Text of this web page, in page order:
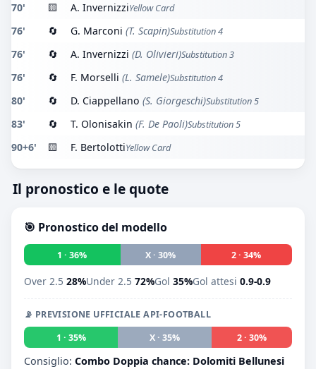
70' 🟨 A. InvernizziYellow Card
76' 🔄 G. Marconi (T. Scapin)Substitution 4
76' 🔄 A. Invernizzi (D. Olivieri)Substitution 3
76' 🔄 F. Morselli (L. Samele)Substitution 4
80' 🔄 D. Ciappellano (S. Giorgeschi)Substitution 5
83' 🔄 T. Olonisakin (F. De Paoli)Substitution 5
90+6' 🟨 F. BertolottiYellow Card
Il pronostico e le quote
🎯 Pronostico del modello
1 · 36% X · 30% 2 · 34%
Over 2.5 28%Under 2.5 72%Gol 35%Gol attesi 0.9-0.9
📡 PREVISIONE UFFICIALE API-FOOTBALL
1 · 35%
X · 35% 2 · 30%
Consiglio: Combo Doppia chance: Dolomiti Bellunesi